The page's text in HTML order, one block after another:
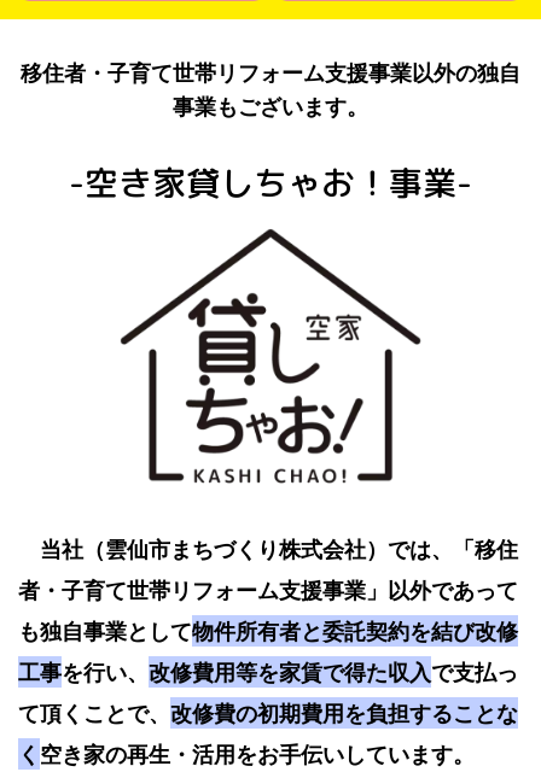
移住者・子育て世帯リフォーム支援事業以外の独自
事業もございます。
-空き家貸しちゃお！事業-
当社（雲仙市まちづくり株式会社）では、「移住
者・子育て世帯リフォーム支援事業」以外であって
も独自事業として物件所有者と委託契約を結び改修
工事を行い、 改修費用等を家賃で得た収入で支払っ
て頂くことで、 改修費の初期費用を負担することな
く 空き家の再生・活用をお手伝いしています。